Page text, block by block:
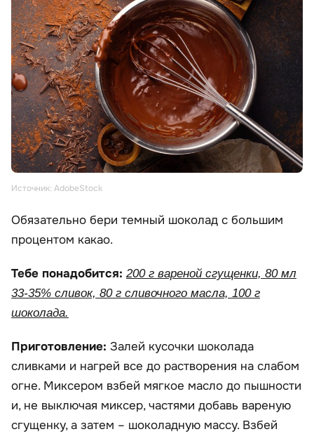
Источник: AdobeStock
Обязательно бери темный шоколад с большим
процентом какао.
Тебе понадобится: 200 г вареной сгущенки, 80 мл
33-35% сливок, 80 г сливочного масла, 100 г
шоколада.
Приготовление: Залей кусочки шоколада
сливками и нагрей все до растворения на слабом
огне. Миксером взбей мягкое масло до пышности
и, не выключая миксер, частями добавь вареную
сгущенку, а затем – шоколадную массу. Взбей